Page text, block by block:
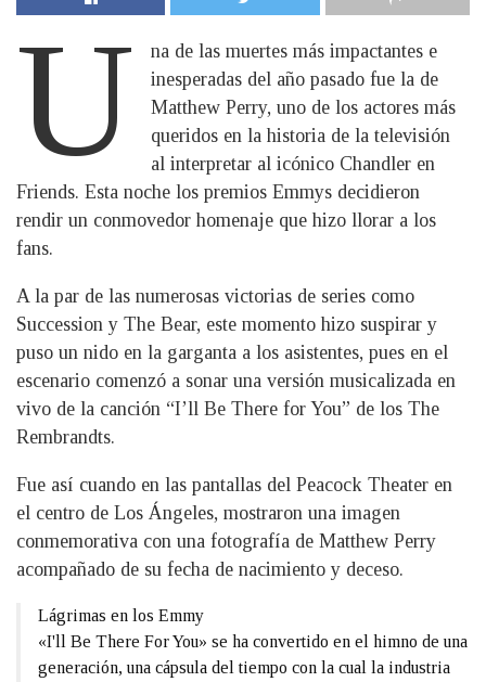
U
na de las muertes más impactantes e
inesperadas del año pasado fue la de
Matthew Perry, uno de los actores más
queridos en la historia de la televisión
al interpretar al icónico Chandler en
Friends. Esta noche los premios Emmys decidieron
rendir un conmovedor homenaje que hizo llorar a los
fans.
A la par de las numerosas victorias de series como
Succession y The Bear, este momento hizo suspirar y
puso un nido en la garganta a los asistentes, pues en el
escenario comenzó a sonar una versión musicalizada en
vivo de la canción “I’ll Be There for You” de los The
Rembrandts.
Fue así cuando en las pantallas del Peacock Theater en
el centro de Los Ángeles, mostraron una imagen
conmemorativa con una fotografía de Matthew Perry
acompañado de su fecha de nacimiento y deceso.
Lágrimas en los Emmy
«I'll Be There For You» se ha convertido en el himno de una
generación, una cápsula del tiempo con la cual la industria